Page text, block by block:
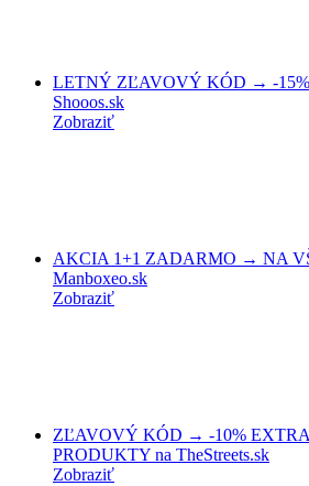
LETNÝ ZĽAVOVÝ KÓD → -
Shooos.sk
Zobraziť
AKCIA 1+1 ZADARMO → NA
Manboxeo.sk
Zobraziť
ZĽAVOVÝ KÓD → -10%
PRODUKTY na TheStreets.sk
Zobraziť